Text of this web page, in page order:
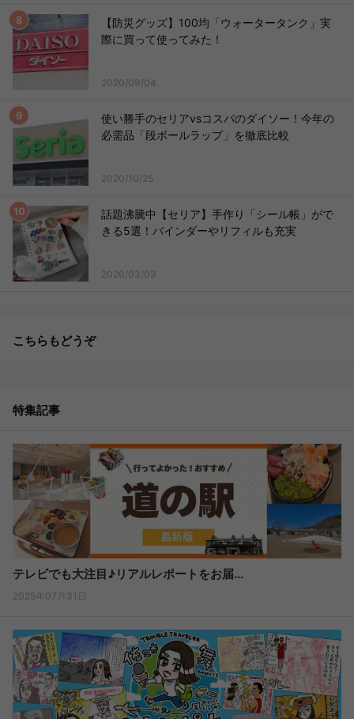
【防災グッズ】100均「ウォータータンク」実
際に買って使ってみた！
2020/09/04
使い勝手のセリアvsコスパのダイソー！今年の
必需品「段ボールラップ」を徹底比較
2020/10/25
話題沸騰中【セリア】手作り「シール帳」がで
きる5選！バインダーやリフィルも充実
2026/03/03
こちらもどうぞ
特集記事
テレビでも大注目♪リアルレポートをお届...
2025年07月31日